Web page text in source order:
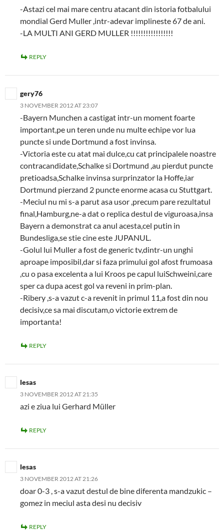
-Astazi cel mai mare centru atacant din istoria fotbalului
mondial Gerd Muller ,intr-adevar implineste 67 de ani.
-LA MULTI ANI GERD MULLER !!!!!!!!!!!!!!!!!
REPLY
gery76
3 NOVEMBER 2012 AT 23:07
-Bayern Munchen a castigat intr-un moment foarte
important,pe un teren unde nu multe echipe vor lua
puncte si unde Dortmund a fost invinsa.
-Victoria este cu atat mai dulce,cu cat principalele noastre
contracandidate,Schalke si Dortmund ,au pierdut puncte
pretioadsa,Schalke invinsa surprinzator la Hoffe,iar
Dortmund pierzand 2 puncte enorme acasa cu Stuttgart.
-Meciul nu mi s-a parut asa usor ,precum pare rezultatul
final,Hamburg,ne-a dat o replica destul de viguroasa,insa
Bayern a demonstrat ca anul acesta,cel putin in
Bundesliga,se stie cine este JUPANUL.
-Golul lui Muller a fost de generic tv,dintr-un unghi
aproape imposibil,dar si faza primului gol afost frumoasa
,cu o pasa excelenta a lui Kroos pe capul luiSchweini,care
sper ca dupa acest gol va reveni in prim-plan.
-Ribery ,s-a vazut c-a revenit in primul 11,a fost din nou
decisiv,ce sa mai discutam,o victorie extrem de
importanta!
REPLY
lesas
3 NOVEMBER 2012 AT 21:35
azi e ziua lui Gerhard Müller
REPLY
lesas
3 NOVEMBER 2012 AT 21:26
doar 0-3 , s-a vazut destul de bine diferenta mandzukic –
gomez in meciul asta desi nu decisiv
REPLY